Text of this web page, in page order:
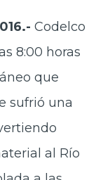
Codelco
8:00 horas
que
sufrió una
al Río